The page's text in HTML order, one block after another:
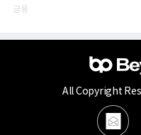
업들 인재 확보 경쟁
금융
All Copyright